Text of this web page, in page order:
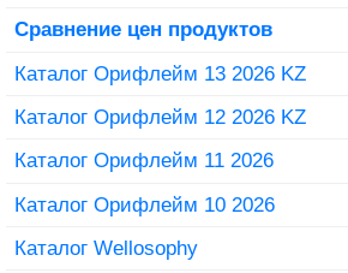
Сравнение цен продуктов
Каталог Орифлейм 13 2026 KZ
Каталог Орифлейм 12 2026 KZ
Каталог Орифлейм 11 2026
Каталог Орифлейм 10 2026
Каталог Wellosophy